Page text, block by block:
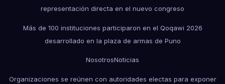
representación directa en el nuevo congreso
Más de 100 instituciones participaron en el Qoqawi 2026
desarrollado en la plaza de armas de Puno
NosotrosNoticias
Organizaciones se reúnen con autoridades electas para exponer